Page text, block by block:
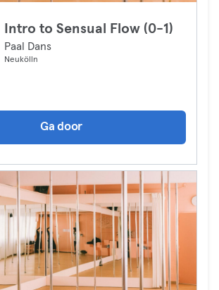
Intro to Sensual Flow (0-1)
Paal Dans
Neukölln
Ga door